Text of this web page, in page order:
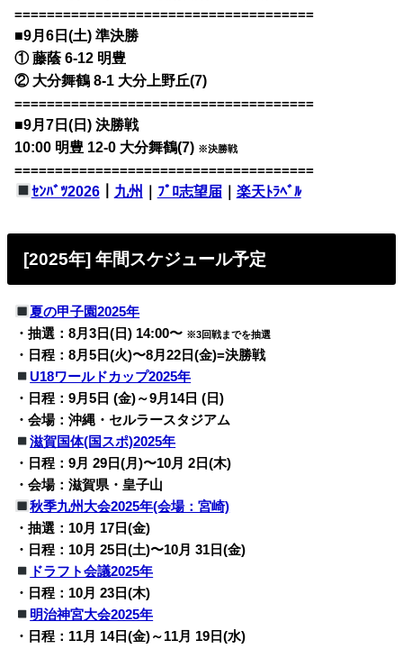
=====================================
■9月6日(土) 準決勝
① 藤蔭 6-12 明豊
② 大分舞鶴 8-1 大分上野丘(7)
=====================================
■9月7日(日) 決勝戦
10:00 明豊 12-0 大分舞鶴(7) ※決勝戦
=====================================
ｾﾝﾊﾞﾂ2026｜ 九州 ﾌﾟﾛ志望届｜ 楽天ﾄﾗﾍﾞﾙ
[2025年] 年間スケジュール予定
夏の甲子園2025年
・抽選：8月3日(日) 14:00〜 ※3回戦までを抽選
・日程：8月5日(火)〜8月22日(金)=決勝戦
U18ワールドカップ2025年
・日程：9月5日 (金)～9月14日 (日)
・会場：沖縄・セルラースタジアム
滋賀国体(国スポ)2025年
・日程：9月 29日(月)〜10月 2日(木)
・会場：滋賀県・皇子山
秋季九州大会2025年(会場：宮崎)
・抽選：10月 17日(金)
・日程：10月 25日(土)〜10月 31日(金)
ドラフト会議2025年
・日程：10月 23日(木)
明治神宮大会2025年
・日程：11月 14日(金)～11月 19日(水)